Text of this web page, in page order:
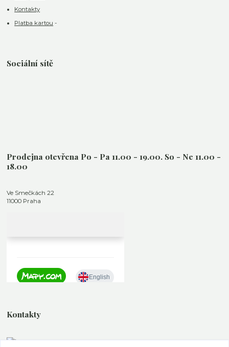
Kontakty
Platba kartou -
Sociální sítě
Prodejna otevřena Po - Pa 11.00 - 19.00. So - Ne 11.00 -
18.00
Ve Smečkách 22
11000 Praha
Kontakty